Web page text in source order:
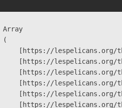
Array
(
[https://
[https://
[https://
[https://
[https://
[https://